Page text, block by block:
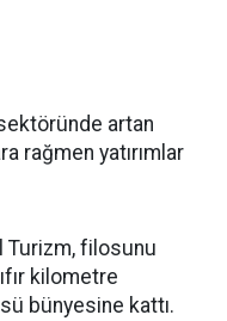
sektöründe artan
rağmen yatırımlar
Turizm, filosunu
kilometre
bünyesine kattı.